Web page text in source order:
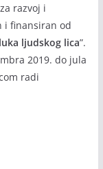
razvoj i
i finansiran od
ljudskog lica”.
2019. do jula
radi